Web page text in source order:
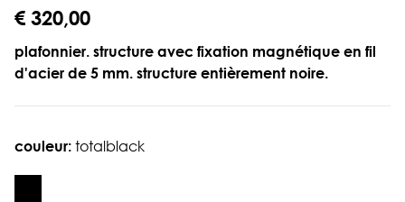
€ 320,00
plafonnier. structure avec fixation magnétique en fil
d'acier de 5 mm. structure entièrement noire.
couleur: totalblack